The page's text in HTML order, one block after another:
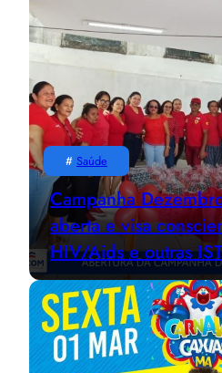
# Saúde
Campanha
aberta e visa
HIV/Aids e outras